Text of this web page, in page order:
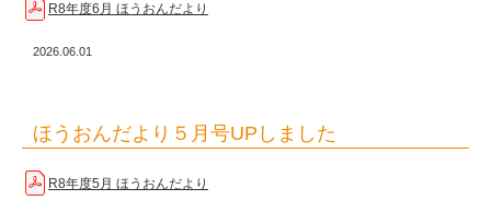
R8年度6月 ほうおんだより
2026.06.01
ほうおんだより５月号UPしました
R8年度5月 ほうおんだより